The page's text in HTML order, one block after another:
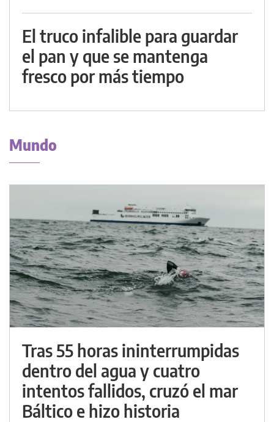
El truco infalible para guardar
el pan y que se mantenga
fresco por más tiempo
Mundo
Tras 55 horas ininterrumpidas
dentro del agua y cuatro
intentos fallidos, cruzó el mar
Báltico e hizo historia